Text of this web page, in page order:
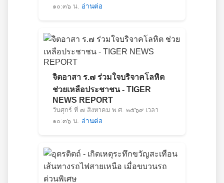
๑๐:๓๖ น. อ่านต่อ
จิตอาสา ร.๗ ร่วมใจบริจาคโลหิต
ช่วยเหลือประชาชน - TIGER
NEWS REPORT
วันศุกร์ ที่ ๗ สิงหาคม พ.ศ. ๒๕๖๙ เวลา
๑๐:๓๖ น. อ่านต่อ